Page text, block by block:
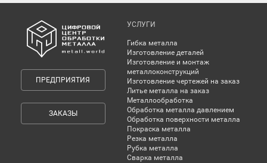
ПРЕДПРИЯТИЯ
ЗАКАЗЫ
УСЛУГИ
Гибка металла
Изготовление деталей
Изготовление и монтаж
металлоконструкций
Изготовление чертежей на заказ
Литье металла на заказ
Металлообработка
Обработка металла давлением
Обработка поверхности металла
Покраска металла
Резка металла
Рубка металла
Сварка металла